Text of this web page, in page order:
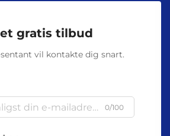
et gratis tilbud
vil kontakte dig snart.
0/100